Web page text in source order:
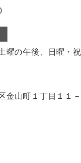
曜の午後、日曜・祝
金山町１丁目１１